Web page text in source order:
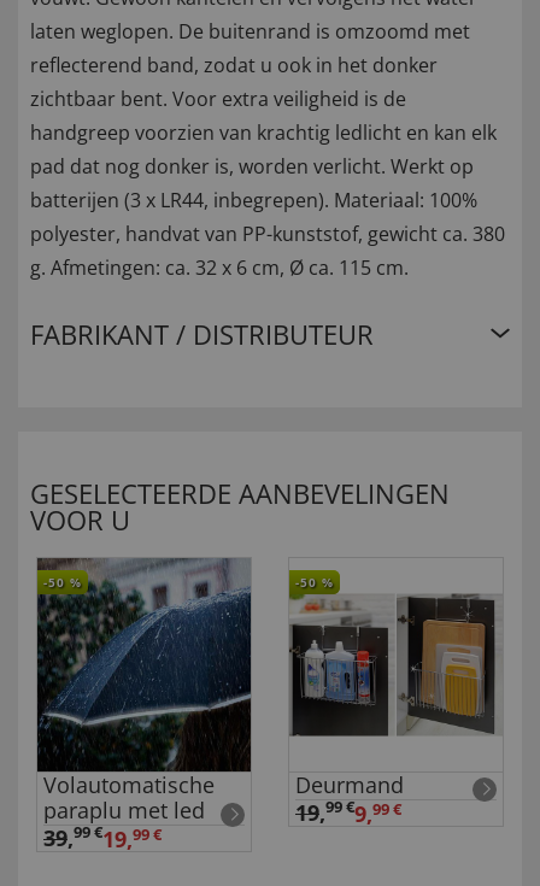
laten weglopen. De buitenrand is omzoomd met
reflecterend band, zodat u ook in het donker
zichtbaar bent. Voor extra veiligheid is de
handgreep voorzien van krachtig ledlicht en kan elk
pad dat nog donker is, worden verlicht. Werkt op
batterijen (3 x LR44, inbegrepen). Materiaal: 100%
polyester, handvat van PP-kunststof, gewicht ca. 380
g. Afmetingen: ca. 32 x 6 cm, Ø ca. 115 cm.
FABRIKANT / DISTRIBUTEUR
GESELECTEERDE AANBEVELINGEN
VOOR U
-50 %
Volautomatische
paraplu met led
39,99 €19,99 €
-50 %
Deurmand
19,99 €9,99 €